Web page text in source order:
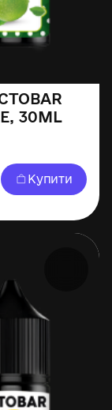
30ML
Купити